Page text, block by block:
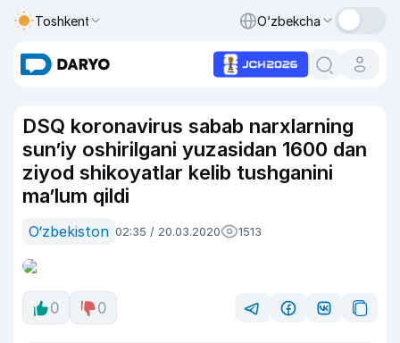
Toshkent O‘zbekcha
DSQ koronavirus sabab narxlarning
sun’iy oshirilgani yuzasidan 1600 dan
ziyod shikoyatlar kelib tushganini
ma’lum qildi
O‘zbekiston 02:35 / 20.03.2020 1513
0 0